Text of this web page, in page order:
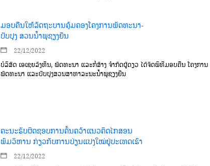
ມອບຄືນໃຫ້ລັດຖະບານຄຸ້ມຄອງໂຄງການພັດທະນາ-
ປັບປຸງ ສວນນໍ້າພຸຊຽງຍືນ
22/12/2022
ບໍລິສັດ ເອເຊຍລົງທຶນ, ພັດທະນາ ແລະກໍ່ສ້າງ ຈຳກັດຜູ້ດຽວ ໄດ້ຈັດພິທີມອບຄືນ ໂຄງການ
ພັດທະນາ ແລະປັບປຸງສວນສາທາລະນະນໍ້າພຸຊຽງຍືນ
ຄະນະຮັບຜິດຊອບການຄົ້ນຄວ້າແນວຄິດໄກສອນ
ພົມວິຫານ ກ່ຽວກັບການປ່ຽນແປງໃໝ່ຢູ່ປະເທດເຮົາ
22/12/2022